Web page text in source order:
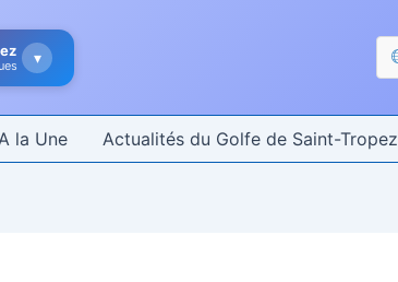
▾
la Une Actualités du Golfe de Saint-Tropez